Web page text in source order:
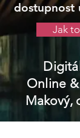
dostupnost
Jak
Online
Makový,